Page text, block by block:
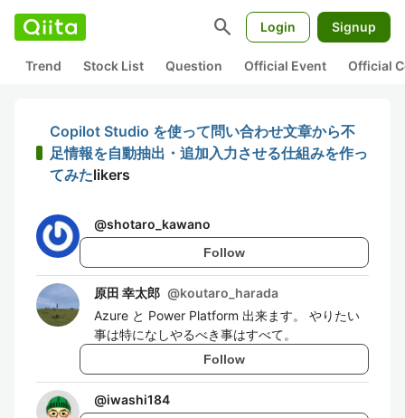
search Login Signup
Trend Stock List Question Official Event Official
Copilot Studio を使って問い合わせ文章から不
足情報を自動抽出・追加入力させる仕組みを作っ
てみたlikers
@shotaro_kawano
Follow
原田 幸太郎 @koutaro_harada
Azure と Power Platform 出来ます。 やりたい
事は特になしやるべき事はすべて。
Follow
@iwashi184